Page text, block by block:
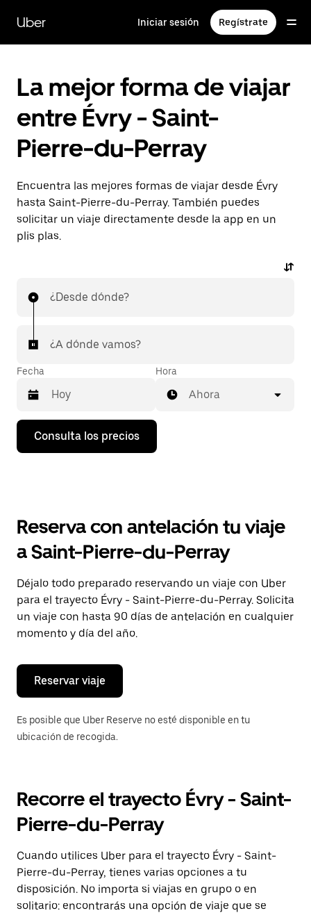
contenido
principal
Uber Iniciar sesión Regístrate
La mejor forma de viajar
entre Évry - Saint-
Pierre-du-Perray
Encuentra las mejores formas de viajar desde Évry
hasta Saint-Pierre-du-Perray. También puedes
solicitar un viaje directamente desde la app en un
plis plas.
¿Desde dónde?
¿A dónde vamos?
Fecha
Pulsa
flecha
calendario
seleccionar
fecha.
Pulsa
el
botón
de
escape
cerrar
calendario.
Hora
Ahora
Consulta los precios
Reserva con antelación tu viaje
a Saint-Pierre-du-Perray
Déjalo todo preparado reservando un viaje con Uber
para el trayecto Évry - Saint-Pierre-du-Perray. Solicita
un viaje con hasta 90 días de antelación en cualquier
momento y día del año.
Reservar viaje
Es posible que Uber Reserve no esté disponible en tu
ubicación de recogida.
Recorre el trayecto Évry - Saint-
Pierre-du-Perray
Cuando utilices Uber para el trayecto Évry - Saint-
Pierre-du-Perray, tienes varias opciones a tu
disposición. No importa si viajas en grupo o en
solitario: encontrarás una opción de viaje que se